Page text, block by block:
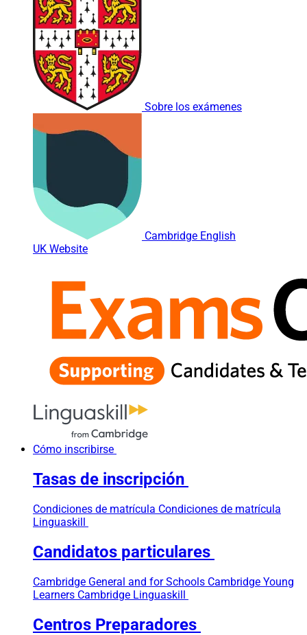
Sobre los exámenes
Cambridge English
UK Website
Cómo inscribirse
Tasas de inscripción
Condiciones de matrícula Condiciones de matrícula
Linguaskill
Candidatos particulares
Cambridge General and for Schools Cambridge Young
Learners Cambridge Linguaskill
Centros Preparadores